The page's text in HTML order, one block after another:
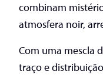
combinam
atmosfera noir,
Com uma mescla
traço e